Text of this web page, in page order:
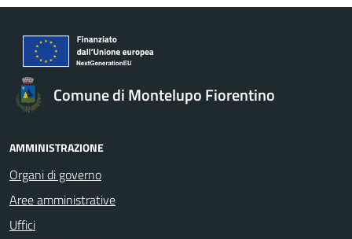
Comune di Montelupo Fiorentino
AMMINISTRAZIONE
Organi di governo
Aree amministrative
Uffici